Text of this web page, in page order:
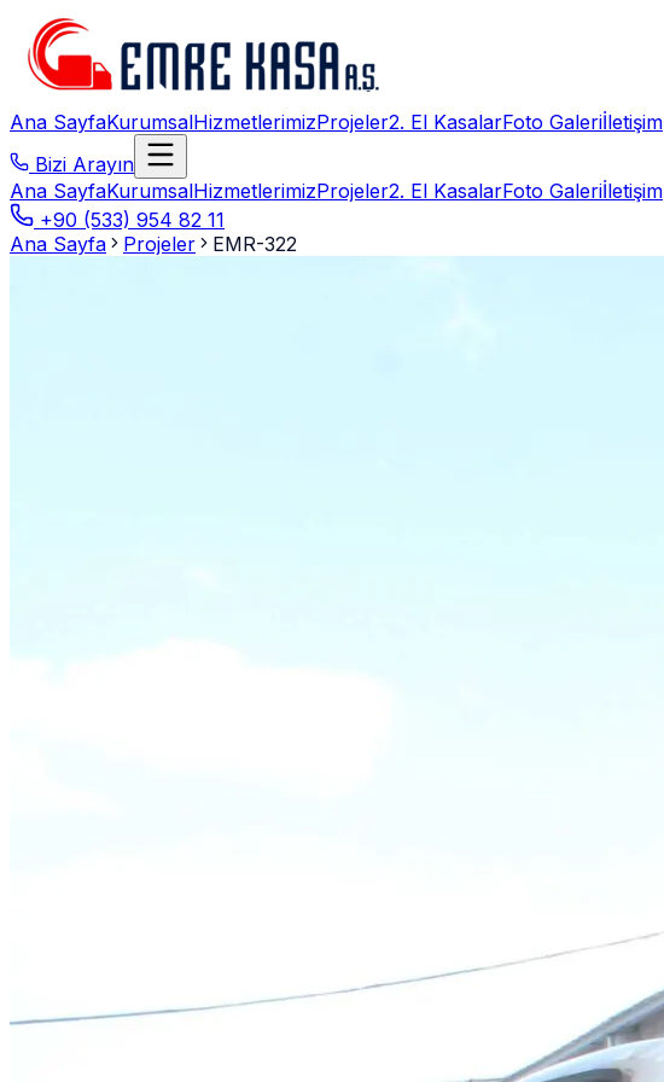
Ana SayfaKurumsalHizmetlerimizProjeler2. El KasalarFoto Galeriİletişim
Bizi Arayın
Ana SayfaKurumsalHizmetlerimizProjeler2. El KasalarFoto Galeriİletişim
+90 (533) 954 82 11
Ana Sayfa
Projeler EMR-322